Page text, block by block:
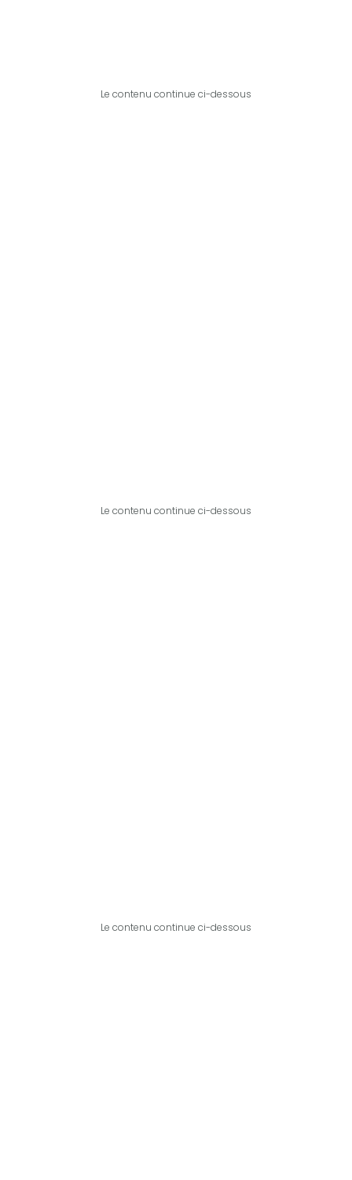
Le contenu continue ci-dessous
Le contenu continue ci-dessous
Le contenu continue ci-dessous